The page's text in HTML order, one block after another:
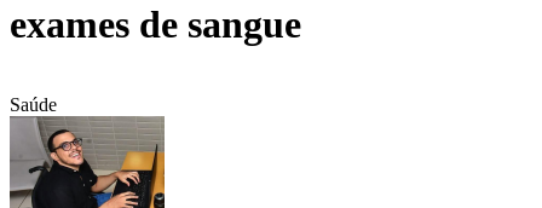
exames de sangue
Saúde